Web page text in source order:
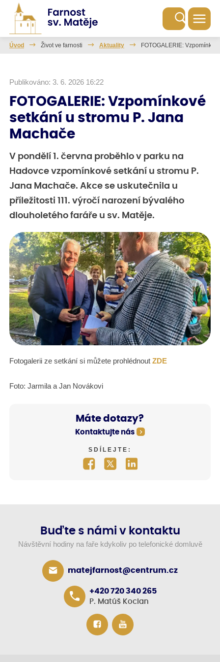
Úvod Život ve farnosti Aktuality FOTOGALERIE:
Publikováno: 3. 6. 2026 16:22
FOTOGALERIE: Vzpomínkové
setkání u stromu P. Jana
Machače
V pondělí 1. června proběhlo v parku na
Hadovce vzpomínkové setkání u stromu P.
Jana Machače. Akce se uskutečnila u
příležitosti 111. výročí narození bývalého
dlouholetého faráře u sv. Matěje.
Fotogalerii ze setkání si můžete prohlédnout ZDE
Foto: Jarmila a Jan Novákovi
Máte dotazy?
Kontaktujte nás
SDÍLEJTE:
Buďte s námi v kontaktu
Návštěvní hodiny na faře kdykoliv po telefonické domluvě
matejfarnost@centrum.cz
+420 720 340 265
P. Matúš Kocian